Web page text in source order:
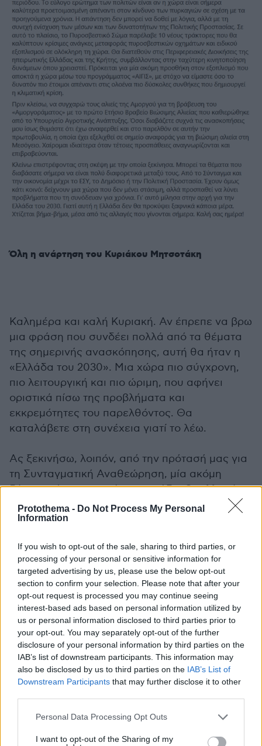
Protothema - Do Not Process My Personal
Information
If you wish to opt-out of the sale, sharing to third parties, or
processing of your personal or sensitive information for
targeted advertising by us, please use the below opt-out
section to confirm your selection. Please note that after your
opt-out request is processed you may continue seeing
interest-based ads based on personal information utilized by
us or personal information disclosed to third parties prior to
your opt-out. You may separately opt-out of the further
disclosure of your personal information by third parties on the
IAB’s list of downstream participants. This information may
also be disclosed by us to third parties on the IAB’s List of
Downstream Participants that may further disclose it to other
Please note that this website/app uses one or more Google
not limited to your visit or usage behaviour. You may click to
Personal Data Processing Opt Outs
I want to opt-out of the Sharing of my
Όλη η ανάρτηση του Κυριάκου Μητσοτάκη
Καλημέρα και καλή Κυριακή. Αν έπρεπε να βρω
μια φράση που συνδέει πολλά από τα θέματα
της σημερινής ανασκόπησης, αυτή θα ήταν η
«Ελλάδα του 2030». Μια χώρα πιο σύγχρονη,
πιο λειτουργική και πιο ώριμη, που αφήνει
οριστικά πίσω της προβλήματα και
εκκρεμότητες του παρελθόντος. Θα
καταλάβετε στη συνέχεια γιατί το λέω.
Ας ξεκινήσω, λοιπόν, από την πρότασή μας για
τη Συνταγματική Αναθεώρηση, μία ακόμη
δέσμευσή μας που γίνεται πράξη. Οι αλλαγές
που εισηγούμαστε μπορεί να φαίνονται
τολμηρές σε κάποιους. Πιστεύω, όμως, ότι είναι
με αυτοπεποίθηση το μέλλον. Προτείνουμε την
ίδρυση μη κρατικών πανεπιστημίων, την αλλαγή
του άρθρου περί ευθύνης Υπουργών και την
περαιτέρω ενίσχυση της ανεξαρτησίας της
Δικαιοσύνης, τη σύνδεση της μονιμότητας στο
Δημόσιο με την αξιολόγηση, τη συνταγματική
προστασία της χώρας από κάθε απειλή
πτώχευσης, την αναγνώριση της προσιτής
στέγης ως υποχρέωσης της Πολιτείας,
ισχυρότερες προβλέψεις για την αντιμετώπιση
της κλιματικής κρίσης και ένα πλαίσιο αρχών
για την αξιοποίηση της Τεχνητής Νοημοσύνης